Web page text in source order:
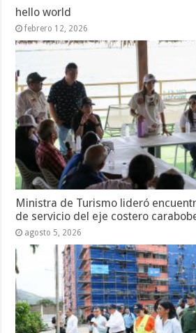
hello world
febrero 12, 2026
Ministra de Turismo lideró
de servicio del eje costero
agosto 5, 2026